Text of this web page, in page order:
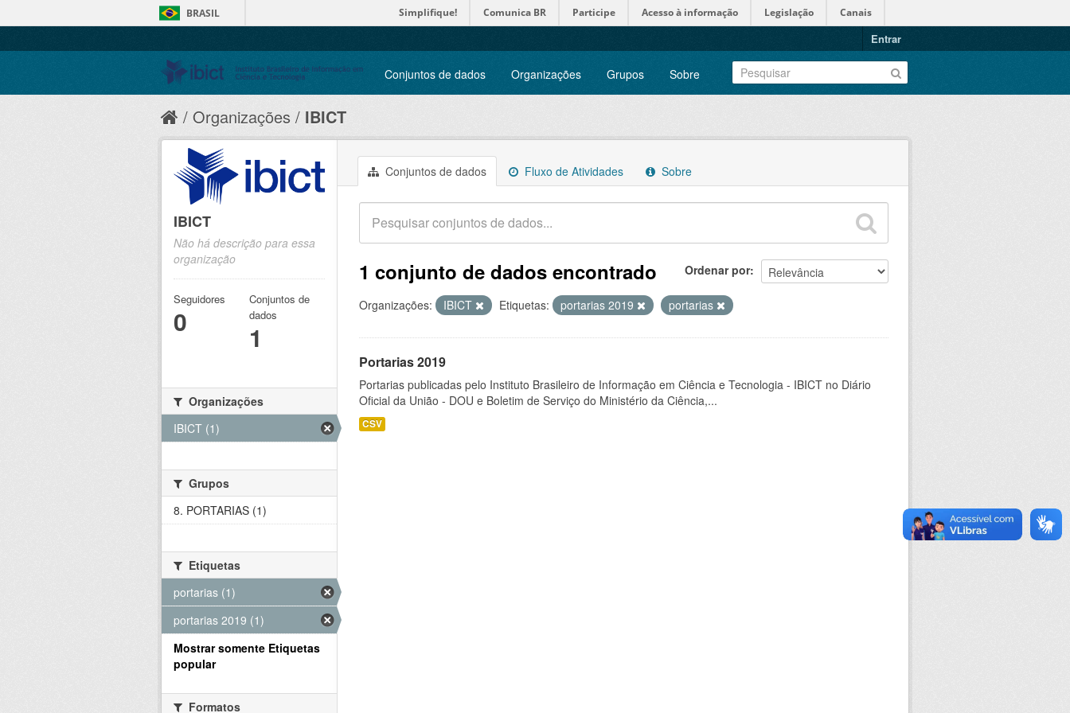
BRASIL Simplifique! Comunica BR Participe Acesso à informação Legislação Canais
Entrar
Conjuntos de dados Organizações Grupos Sobre
Organizações IBICT
Conjuntos de dados Fluxo de Atividades Sobre
Ordenar por
1 conjunto de dados encontrado
Organizações: IBICT Etiquetas: portarias 2019 portarias
Portarias 2019
Portarias publicadas pelo Instituto Brasileiro de Informação em Ciência e Tecnologia - IBICT no Diário
Oficial da União - DOU e Boletim de Serviço do Ministério da Ciência,...
CSV
IBICT
Não há descrição para essa
organização
Seguidores
0
Conjuntos de
dados
1
Organizações
IBICT (1)
Grupos
8. PORTARIAS (1)
Etiquetas
portarias (1)
portarias 2019 (1)
Mostrar somente Etiquetas
popular
Formatos